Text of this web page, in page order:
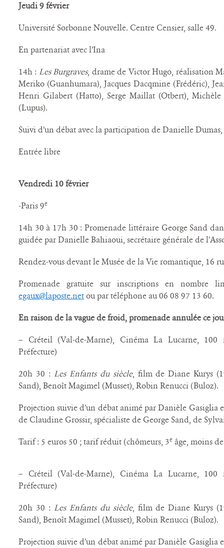
Jeudi 9 février
Université Sorbonne Nouvelle. Centre Censier, salle 49.
En partenariat avec l’Ina
14h : Les Burgraves, drame de Victor Hugo, réalisation
Meriko (Guanhumara), Jacques Dacqmine (Frédéric),
Henri Gilabert (Hatto), Serge Maillat (Otbert), Michèle
(Lupus).
Suivi d’un débat avec la participation de Danielle
Entrée libre
Vendredi 10 février
-Paris 9e
14h 30 à 17h 30 : Promenade littéraire George Sand
guidée par Danielle Bahiaoui, secrétaire générale de
Rendez-vous devant le Musée de la Vie romantique, 16
Promenade gratuite sur inscriptions en nombre
egaux@laposte.netou par téléphone au 06 08 97 13 60.
En raison de la vague de froid, promenade annulée ce
– Créteil (Val-de-Marne), Cinéma La Lucarne, 100
Préfecture)
20h 30 : Les Enfants du siècle, film de Diane Kurys
Sand), Benoît Magimel (Musset), Robin Renucci (Buloz).
Projection suivie d’un débat animé par Danièle Gasiglia
de Claudine Grossir, spécialiste de George Sand, de
Tarif : 5 euros 50 ; tarif réduit (chômeurs, 3e âge, moins
– Créteil (Val-de-Marne), Cinéma La Lucarne, 100
Préfecture)
20h 30 : Les Enfants du siècle, film de Diane Kurys
Sand), Benoît Magimel (Musset), Robin Renucci (Buloz).
Projection suivie d’un débat animé par Danièle Gasiglia